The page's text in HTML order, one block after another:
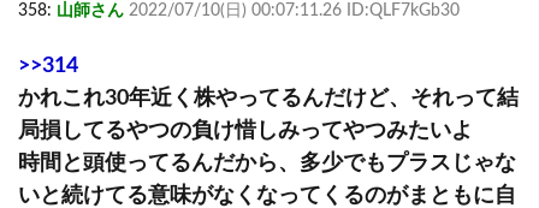
358: 山師さん 2022/07/10(日) 00:07:11.26 ID:QLF7kGb30
>>314
かれこれ30年近く株やってるんだけど、それって結
局損してるやつの負け惜しみってやつみたいよ
時間と頭使ってるんだから、多少でもプラスじゃな
いと続けてる意味がなくなってくるのがまともに自